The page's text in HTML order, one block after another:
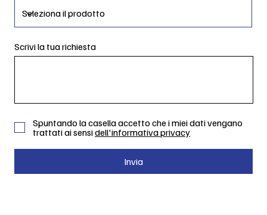
Scrivi la tua richiesta
Spuntando la casella accetto che i miei dati vengano
trattati ai sensidell'informativa privacy
Invia